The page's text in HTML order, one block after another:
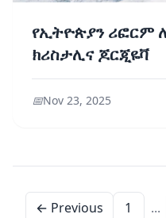
የኢትዮጵያን ሪፎርም
ክሪስታሊና ጆርጂዬቫ
📅Nov 23, 2025
← Previous 1 ...